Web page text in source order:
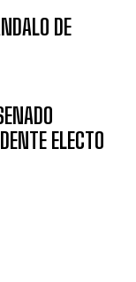
DE
ELECTO